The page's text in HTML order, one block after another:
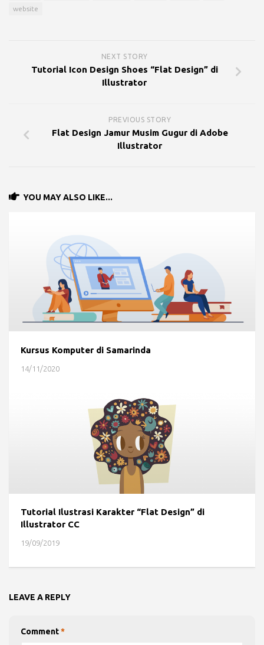
website
NEXT STORY
Tutorial Icon Design Shoes “Flat Design” di
Illustrator
PREVIOUS STORY
Flat Design Jamur Musim Gugur di Adobe
Illustrator
YOU MAY ALSO LIKE...
Kursus Komputer di Samarinda
14/11/2020
Tutorial Ilustrasi Karakter “Flat Design” di
Illustrator CC
19/09/2019
LEAVE A REPLY
Comment*